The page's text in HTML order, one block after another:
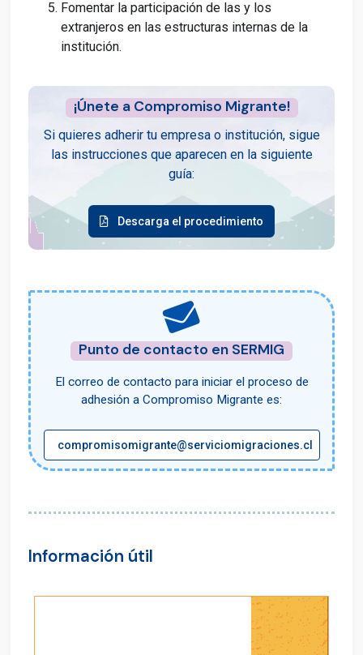
Fomentar la participación de las y los
extranjeros en las estructuras internas de la
institución.
¡Únete a Compromiso Migrante!
Si quieres adherir tu empresa o institución, sigue
las instrucciones que aparecen en la siguiente
guía:
Descarga el procedimiento
Punto de contacto en SERMIG
El correo de contacto para iniciar el proceso de
adhesión a Compromiso Migrante es:
compromisomigrante@serviciomigraciones.cl
Información útil